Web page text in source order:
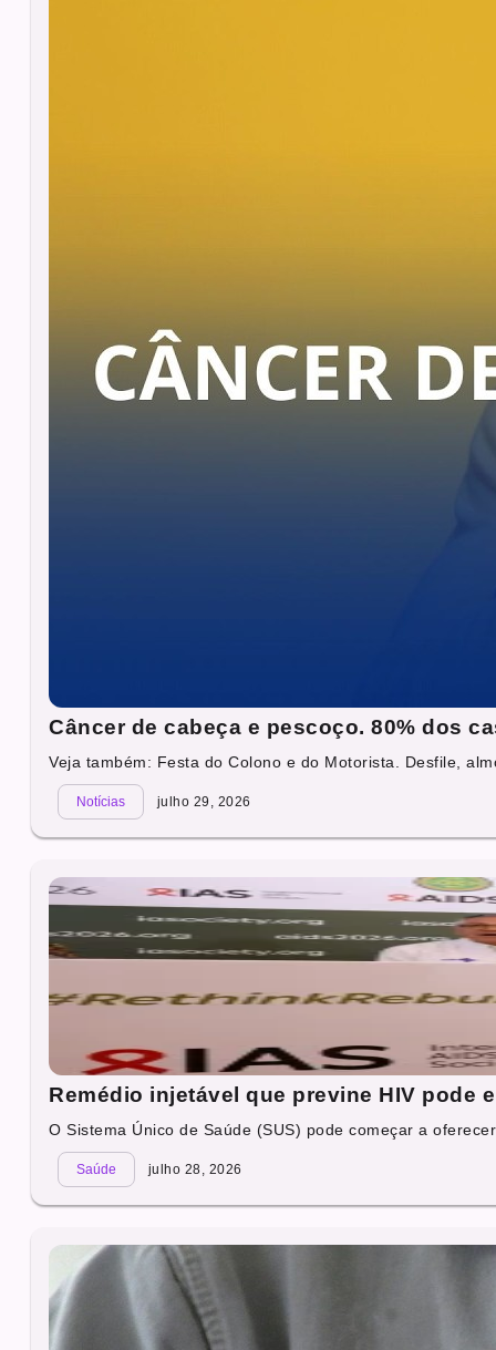
Câncer de cabeça e pescoço. 80% dos
Veja também: Festa do Colono e do Motorista. Desfile,
Notícias julho 29, 2026
Remédio injetável que previne HIV pode
O Sistema Único de Saúde (SUS) pode começar a
Saúde julho 28, 2026